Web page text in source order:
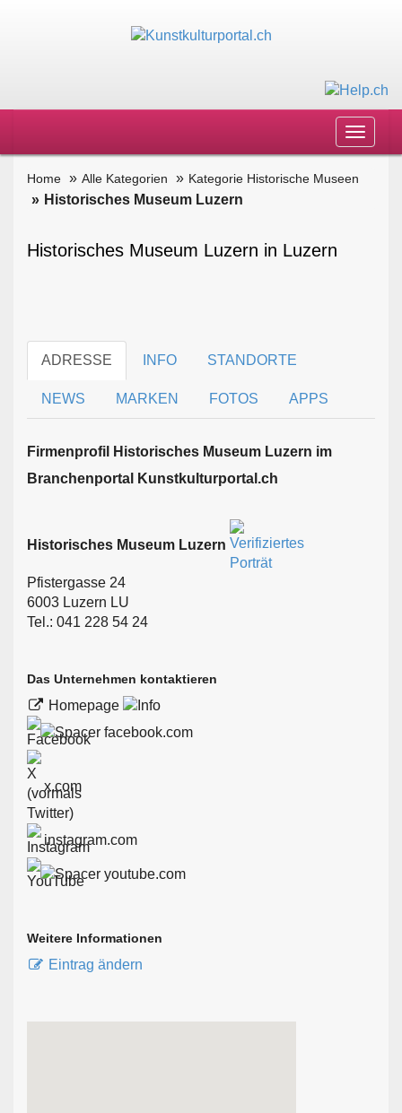
Toggle
Home Alle Kategorien Kategorie Historische Museen
Historisches Museum Luzern
Historisches Museum Luzern in Luzern
ADRESSE INFO STANDORTE
NEWS MARKEN FOTOS APPS
Firmen­profil Historisches Museum Luzern im
Branchen­portal Kunstkulturportal.ch
Historisches Museum Luzern
Pfistergasse 24
6003 Luzern LU
Tel.: 041 228 54 24
Das Unternehmen kontaktieren
Homepage
facebook.com
x.com
instagram.com
youtube.com
Weitere Informationen
Eintrag ändern